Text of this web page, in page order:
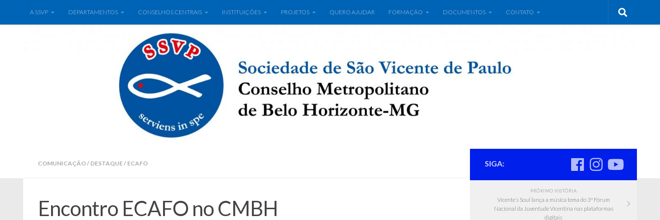
A SSVP DEPARTAMENTOS CONSELHOS CENTRAIS INSTITUIÇÕES PROJETOS QUERO AJUDAR FORMAÇÃO DOCUMENTOS CONTATO
COMUNICAÇÃO/ DESTAQUE/ ECAFO
Encontro ECAFO no CMBH
SIGA:
PRÓXIMO HISTÓRIA
Vicente’s Soul lança a música tema do 3º Fórum
Nacional da Juventude Vicentina nas plataformas
digitais